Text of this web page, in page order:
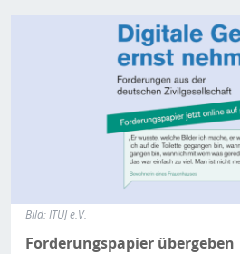
Bild:ITUJ e.V.
Forderungspapier übergeben